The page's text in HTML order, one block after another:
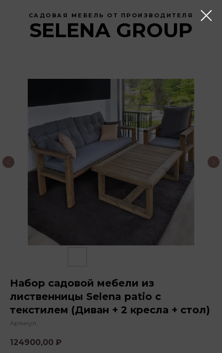
САДОВАЯ МЕБЕЛЬ ОТ ПРОИЗВОДИТЕЛЯ
SELENA GROUP
Набор садовой мебели из
лиственницы Selena patio с
текстилем (Диван + 2 кресла + стол)
Артикул:
124900,00 ₽